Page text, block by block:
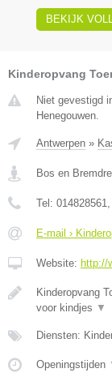
BEKIJK
Kinderopvang
Niet gevestigd
Henegouwen.
Antwerpen »
Bos en
Tel: 014828561
E-mail ›
Website: http://
Kinderopvang
voor kindjes ▼
Diensten:
Openingstijden